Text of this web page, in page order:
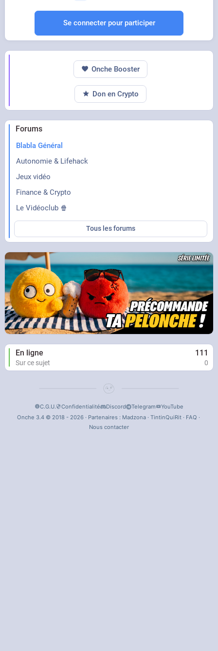
Se connecter pour participer
Forums
Blabla Général
Autonomie & Lifehack
Jeux vidéo
Finance & Crypto
Le Vidéoclub 🍿
Tous les forums
En ligne 111
Sur ce sujet 0
Onche Booster
Don en Crypto
C.G.U. Confidentialité Discord Telegram
YouTube
Onche 3.4 © 2018 - 2026 · Partenaires : Madzona· TintinQuiRit· FAQ ·
Nous contacter